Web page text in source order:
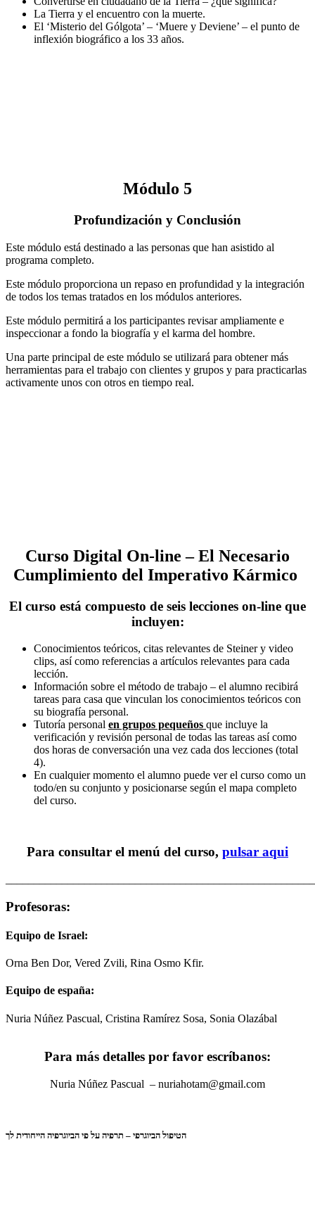
La Tierra y el encuentro con la muerte.
El ‘Misterio del Gólgota’ – ‘Muere y Deviene’ – el punto de
inflexión biográfico a los 33 años.
Módulo 5
Profundización y Conclusión
Este módulo está destinado a las personas que han asistido al
programa completo.
Este módulo proporciona un repaso en profundidad y la integración
de todos los temas tratados en los módulos anteriores.
Este módulo permitirá a los participantes revisar ampliamente e
inspeccionar a fondo la biografía y el karma del hombre.
Una parte principal de este módulo se utilizará para obtener más
herramientas para el trabajo con clientes y grupos y para practicarlas
activamente unos con otros en tiempo real.
Curso Digital On-line – El Necesario
Cumplimiento del Imperativo Kármico
El curso está compuesto de seis lecciones on-line que
incluyen:
Conocimientos teóricos, citas relevantes de Steiner y video
clips, así como referencias a artículos relevantes para cada
lección.
Información sobre el método de trabajo – el alumno recibirá
tareas para casa que vinculan los conocimientos teóricos con
su biografía personal.
Tutoría personal en grupos pequeños que incluye la
verificación y revisión personal de todas las tareas así como
dos horas de conversación una vez cada dos lecciones (total
4).
En cualquier momento el alumno puede ver el curso como un
todo/en su conjunto y posicionarse según el mapa completo
del curso.
Para consultar el menú del curso, pulsar aqui
Profesoras:
Equipo de Israel:
Orna Ben Dor, Vered Zvili, Rina Osmo Kfir.
Equipo de españa:
Nuria Núñez Pascual, Cristina Ramírez Sosa, Sonia Olazábal
Para más detalles por favor escríbanos:
Nuria Núñez Pascual – nuriahotam@gmail.com
הטיפול הביוגרפי – תרפיה על פי הביוגרפיה הייחודית לך